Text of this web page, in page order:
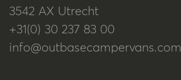
3542 AX Utrecht
+31(0) 30 237 83 00
info@outbasecampervans.com